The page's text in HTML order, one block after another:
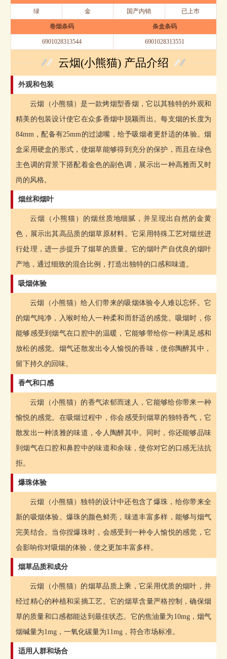
绿 金 国产内销 已上市
卷烟条码 条盒条码
6901028313544 6901028313551
云烟(小熊猫) 产品介绍
外观和包装
云烟（小熊猫）是一款烤烟型香烟，它以其独特的外观和
精美的包装设计使它在众多香烟中脱颖而出。每支烟的长度为
84mm，配备有25mm的过滤嘴，给予吸烟者更舒适的体验。烟
盒采用硬盒的形式，使烟草能够得到充分的保护，而且在绿色
主色调的背景下搭配着金色的副色调，展示出一种高雅而又时
尚的风格。
烟丝和烟叶
云烟（小熊猫）的烟丝质地细腻，并呈现出自然的金黄
色，展示出其高品质的烟草原材料。它采用特殊工艺对烟丝进
行处理，进一步提升了烟草的质量。它的烟叶产自优良的烟叶
产地，通过细致的混合比例，打造出独特的口感和味道。
吸烟体验
云烟（小熊猫）给人们带来的吸烟体验令人难以忘怀。它
的烟气纯净，入喉时给人一种柔和而舒适的感觉。吸烟时，你
能够感受到烟气在口腔中的温暖，它能够带给你一种满足感和
放松的感觉。烟气还散发出令人愉悦的香味，使你陶醉其中，
留下持久的回味。
香气和口感
云烟（小熊猫）的香气浓郁而迷人，它能够给你带来一种
愉悦的感觉。在吸烟过程中，你会感受到烟草的独特香气，它
散发出一种淡雅的味道，令人陶醉其中。同时，你还能够品味
到烟气在口腔和鼻腔中的味道和余味，使你对它的口感无法抗
拒。
爆珠体验
云烟（小熊猫）独特的设计中还包含了爆珠，给你带来全
新的吸烟体验。爆珠的颜色鲜亮，味道丰富多样，能够与烟气
完美结合。当你捏爆珠时，会感受到一种令人愉悦的感觉，它
会影响你对吸烟的体验，使之更加丰富多样。
烟草品质和成分
云烟（小熊猫）的烟草品质上乘，它采用优质的烟叶，并
经过精心的种植和采摘工艺。它的烟草含量严格控制，确保烟
草的质量和口感都能达到最佳状态。它的焦油量为10mg，烟气
烟碱量为1mg，一氧化碳量为11mg，符合市场标准。
适用人群和场合